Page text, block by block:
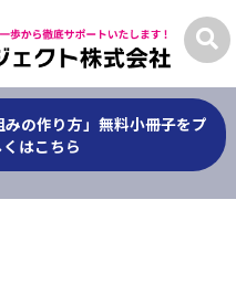
の作り方」無料小冊子をプ
はこちら